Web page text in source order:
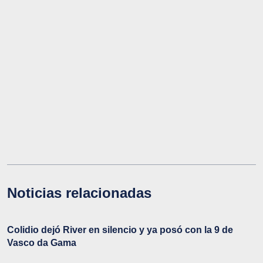
Noticias relacionadas
Colidio dejó River en silencio y ya posó con la 9 de
Vasco da Gama